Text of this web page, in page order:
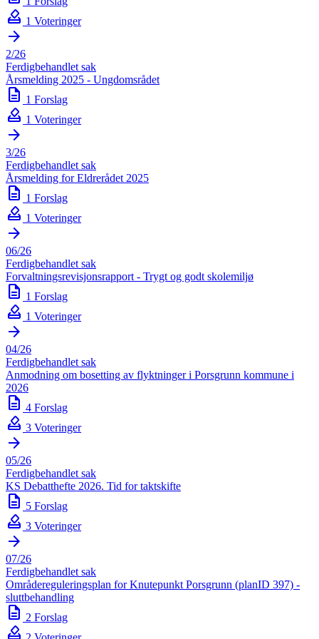
how_to_vote 1 Voteringer
arrow_forward
2/26
Ferdigbehandlet sak
Årsmelding 2025 - Ungdomsrådet
description 1 Forslag
how_to_vote 1 Voteringer
arrow_forward
3/26
Ferdigbehandlet sak
Årsmelding for Eldrerådet 2025
description 1 Forslag
how_to_vote 1 Voteringer
arrow_forward
06/26
Ferdigbehandlet sak
Forvaltningsrevisjonsrapport - Trygt og godt skolemiljø
description 1 Forslag
how_to_vote 1 Voteringer
arrow_forward
04/26
Ferdigbehandlet sak
Anmodning om bosetting av flyktninger i Porsgrunn kommune i
2026
description 4 Forslag
how_to_vote 3 Voteringer
arrow_forward
05/26
Ferdigbehandlet sak
KS Debatthefte 2026. Tid for taktskifte
description 5 Forslag
how_to_vote 3 Voteringer
arrow_forward
07/26
Ferdigbehandlet sak
Områdereguleringsplan for Knutepunkt Porsgrunn (planID 397) -
sluttbehandling
description 2 Forslag
how_to_vote